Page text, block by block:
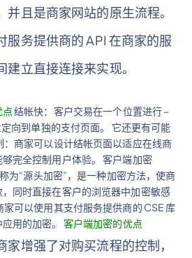
且是商家网站的原生流程。
服务提供商的 API 在商家的服
立直接连接来实现。
点结帐快：客户交易在一个位置进行 –
向到单独的支付页面。 它还更有可能
：商家可以设计结帐页面以适应在线商
完全控制用户体验。 客户端加密
为“源头加密”，是一种加密方法，使商
同时直接在客户的浏览器中加密敏感
可以使用其支付服务提供商的 CSE 库
用的加密。 客户端加密的优点
增强了对购买流程的控制，